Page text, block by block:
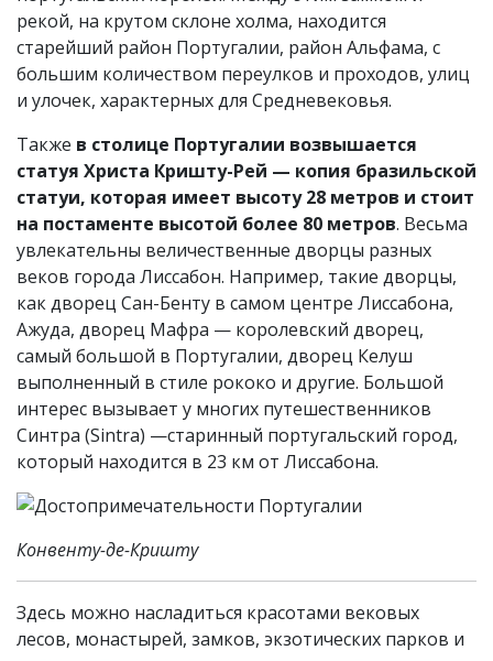
рекой, на крутом склоне холма, находится
старейший район Португалии, район Альфама, с
большим количеством переулков и проходов, улиц
и улочек, характерных для Средневековья.
Также в столице Португалии возвышается
статуя Христа Кришту-Рей — копия бразильской
статуи, которая имеет высоту 28 метров и стоит
на постаменте высотой более 80 метров. Весьма
увлекательны величественные дворцы разных
веков города Лиссабон. Например, такие дворцы,
как дворец Сан-Бенту в самом центре Лиссабона,
Ажуда, дворец Мафра — королевский дворец,
самый большой в Португалии, дворец Келуш
выполненный в стиле рококо и другие. Большой
интерес вызывает у многих путешественников
Синтра (Sintra) —старинный португальский город,
который находится в 23 км от Лиссабона.
Конвенту-де-Кришту
Здесь можно насладиться красотами вековых
лесов, монастырей, замков, экзотических парков и